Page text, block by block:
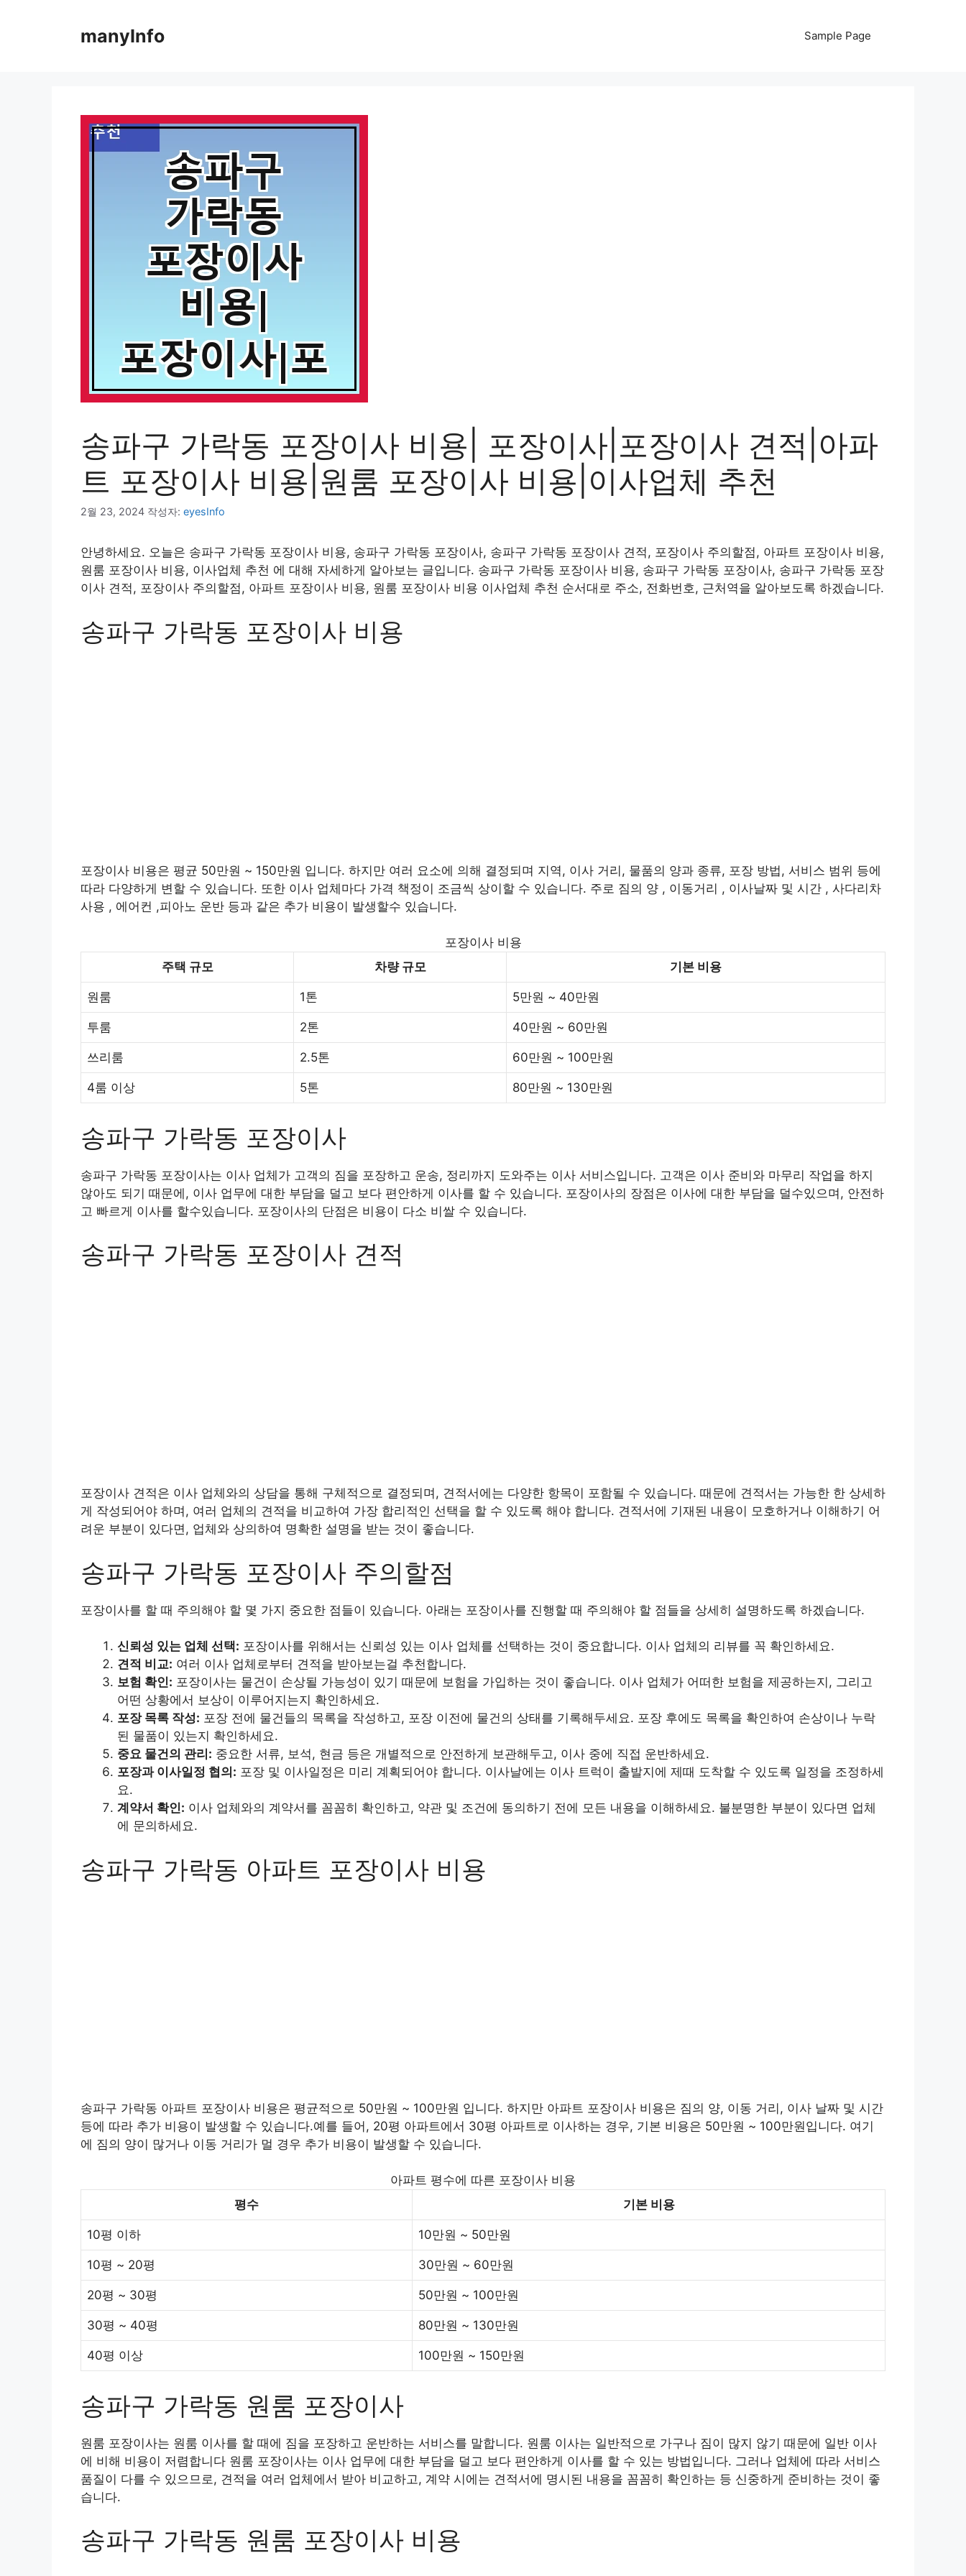
manyInfo Sample Page
송파구 가락동 포장이사 비용| 포장이사|포장이사 견적|아파
트 포장이사 비용|원룸 포장이사 비용|이사업체 추천
2월 23, 2024 작성자: eyesInfo
안녕하세요. 오늘은 송파구 가락동 포장이사 비용, 송파구 가락동 포장이사, 송파구 가락동 포장이사 견적, 포장이사 주의할점, 아파트 포장이사 비용,
원룸 포장이사 비용, 이사업체 추천 에 대해 자세하게 알아보는 글입니다. 송파구 가락동 포장이사 비용, 송파구 가락동 포장이사, 송파구 가락동 포장
이사 견적, 포장이사 주의할점, 아파트 포장이사 비용, 원룸 포장이사 비용 이사업체 추천 순서대로 주소, 전화번호, 근처역을 알아보도록 하겠습니다.
송파구 가락동 포장이사 비용
포장이사 비용은 평균 50만원 ~ 150만원 입니다. 하지만 여러 요소에 의해 결정되며 지역, 이사 거리, 물품의 양과 종류, 포장 방법, 서비스 범위 등에
따라 다양하게 변할 수 있습니다. 또한 이사 업체마다 가격 책정이 조금씩 상이할 수 있습니다. 주로 짐의 양 , 이동거리 , 이사날짜 및 시간 , 사다리차
사용 , 에어컨 ,피아노 운반 등과 같은 추가 비용이 발생할수 있습니다.
포장이사 비용
주택 규모
차량 규모 기본 비용
원룸 1톤 5만원 ~ 40만원
투룸 2톤 40만원 ~ 60만원
쓰리룸 2.5톤 60만원 ~ 100만원
4룸 이상 5톤 80만원 ~ 130만원
송파구 가락동 포장이사
송파구 가락동 포장이사는 이사 업체가 고객의 짐을 포장하고 운송, 정리까지 도와주는 이사 서비스입니다. 고객은 이사 준비와 마무리 작업을 하지
않아도 되기 때문에, 이사 업무에 대한 부담을 덜고 보다 편안하게 이사를 할 수 있습니다. 포장이사의 장점은 이사에 대한 부담을 덜수있으며, 안전하
고 빠르게 이사를 할수있습니다. 포장이사의 단점은 비용이 다소 비쌀 수 있습니다.
송파구 가락동 포장이사 견적
포장이사 견적은 이사 업체와의 상담을 통해 구체적으로 결정되며, 견적서에는 다양한 항목이 포함될 수 있습니다. 때문에 견적서는 가능한 한 상세하
게 작성되어야 하며, 여러 업체의 견적을 비교하여 가장 합리적인 선택을 할 수 있도록 해야 합니다. 견적서에 기재된 내용이 모호하거나 이해하기 어
려운 부분이 있다면, 업체와 상의하여 명확한 설명을 받는 것이 좋습니다.
송파구 가락동 포장이사 주의할점
포장이사를 할 때 주의해야 할 몇 가지 중요한 점들이 있습니다. 아래는 포장이사를 진행할 때 주의해야 할 점들을 상세히 설명하도록 하겠습니다.
신뢰성 있는 업체 선택: 포장이사를 위해서는 신뢰성 있는 이사 업체를 선택하는 것이 중요합니다. 이사 업체의 리뷰를 꼭 확인하세요.
견적 비교: 여러 이사 업체로부터 견적을 받아보는걸 추천합니다.
보험 확인: 포장이사는 물건이 손상될 가능성이 있기 때문에 보험을 가입하는 것이 좋습니다. 이사 업체가 어떠한 보험을 제공하는지, 그리고
어떤 상황에서 보상이 이루어지는지 확인하세요.
포장 목록 작성: 포장 전에 물건들의 목록을 작성하고, 포장 이전에 물건의 상태를 기록해두세요. 포장 후에도 목록을 확인하여 손상이나 누락
된 물품이 있는지 확인하세요.
중요 물건의 관리: 중요한 서류, 보석, 현금 등은 개별적으로 안전하게 보관해두고, 이사 중에 직접 운반하세요.
포장과 이사일정 협의: 포장 및 이사일정은 미리 계획되어야 합니다. 이사날에는 이사 트럭이 출발지에 제때 도착할 수 있도록 일정을 조정하세
요.
계약서 확인: 이사 업체와의 계약서를 꼼꼼히 확인하고, 약관 및 조건에 동의하기 전에 모든 내용을 이해하세요. 불분명한 부분이 있다면 업체
에 문의하세요.
송파구 가락동 아파트 포장이사 비용
송파구 가락동 아파트 포장이사 비용은 평균적으로 50만원 ~ 100만원 입니다. 하지만 아파트 포장이사 비용은 짐의 양, 이동 거리, 이사 날짜 및 시간
등에 따라 추가 비용이 발생할 수 있습니다.예를 들어, 20평 아파트에서 30평 아파트로 이사하는 경우, 기본 비용은 50만원 ~ 100만원입니다. 여기
에 짐의 양이 많거나 이동 거리가 멀 경우 추가 비용이 발생할 수 있습니다.
아파트 평수에 따른 포장이사 비용
평수
기본 비용
10평 이하 10만원 ~ 50만원
10평 ~ 20평 30만원 ~ 60만원
20평 ~ 30평 50만원 ~ 100만원
30평 ~ 40평 80만원 ~ 130만원
40평 이상 100만원 ~ 150만원
송파구 가락동 원룸 포장이사
원룸 포장이사는 원룸 이사를 할 때에 짐을 포장하고 운반하는 서비스를 말합니다. 원룸 이사는 일반적으로 가구나 짐이 많지 않기 때문에 일반 이사
에 비해 비용이 저렴합니다 원룸 포장이사는 이사 업무에 대한 부담을 덜고 보다 편안하게 이사를 할 수 있는 방법입니다. 그러나 업체에 따라 서비스
품질이 다를 수 있으므로, 견적을 여러 업체에서 받아 비교하고, 계약 시에는 견적서에 명시된 내용을 꼼꼼히 확인하는 등 신중하게 준비하는 것이 좋
습니다.
송파구 가락동 원룸 포장이사 비용